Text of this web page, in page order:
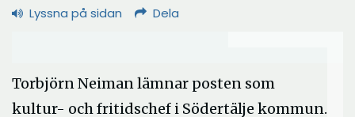
Lyssna på sidan Dela
Torbjörn Neiman lämnar posten som
kultur- och fritidschef i Södertälje kommun.